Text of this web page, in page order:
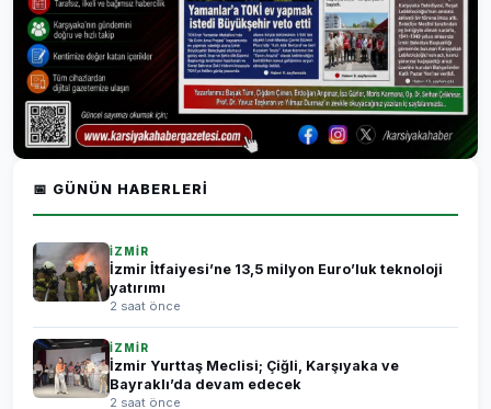
📅 GÜNÜN HABERLERI
İZMİR
İzmir İtfaiyesi’ne 13,5 milyon Euro’luk teknoloji
yatırımı
2 saat önce
İZMİR
İzmir Yurttaş Meclisi; Çiğli, Karşıyaka ve
Bayraklı’da devam edecek
2 saat önce